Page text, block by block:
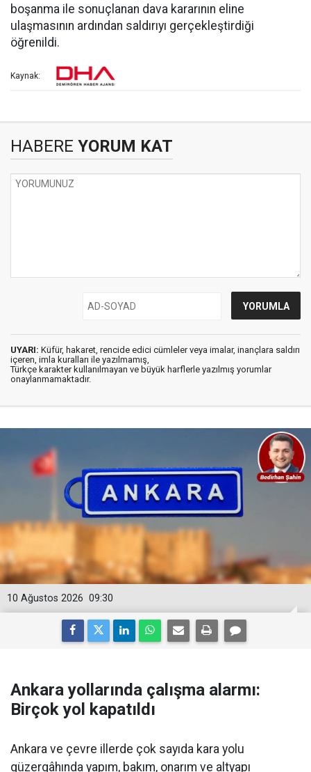
boşanma ile sonuçlanan dava kararının eline
ulaşmasının ardından saldırıyı gerçekleştirdiği
öğrenildi.
Kaynak:
HABERE YORUM KAT
UYARI: Küfür, hakaret, rencide edici cümleler veya imalar, inançlara saldırı
içeren, imla kuralları ile yazılmamış,
Türkçe karakter kullanılmayan ve büyük harflerle yazılmış yorumlar
onaylanmamaktadır.
09:30
10 Ağustos 2026
Ankara yollarında çalışma alarmı:
Birçok yol kapatıldı
Ankara ve çevre illerde çok sayıda kara yolu
güzergâhında yapım, bakım, onarım ve altyapı